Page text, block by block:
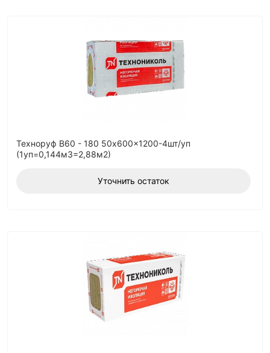
Техноруф В60 - 180 50x600x1200-4шт/уп
(1уп=0,144м3=2,88м2)
Уточнить остаток